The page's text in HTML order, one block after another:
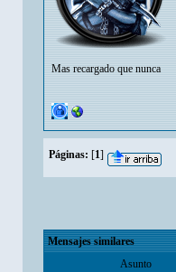
Mas recargado que nunca
Páginas: [1]
Mensajes similares
Asunto